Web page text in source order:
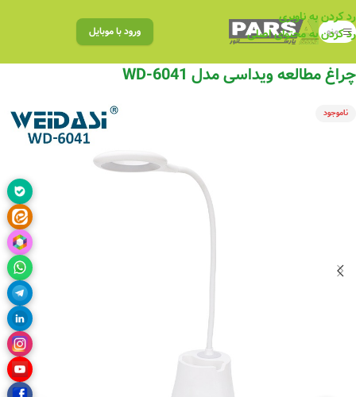
رد کردن به ناوبری
رد کردن به محتوای اصلی
منو ورود با موبایل
چراغ مطالعه ویداسی مدل WD-6041
ناموجود